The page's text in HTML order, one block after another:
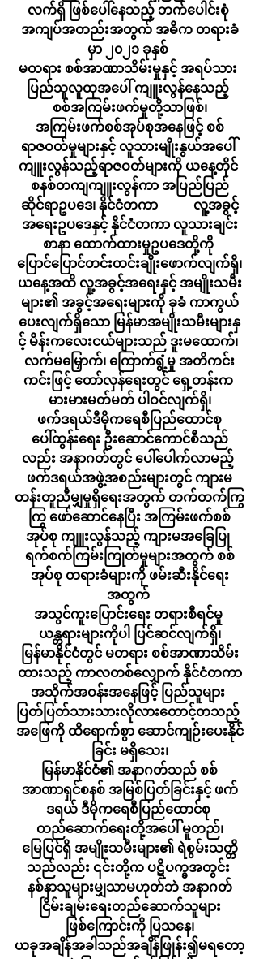
လက်ရှိ ဖြစ်ပေါ်နေသည့် ဘက်ပေါင်းစုံ
အကျပ်အတည်းအတွက် အဓိက တရားခံ
မှာ ၂၀၂၁ ခုနှစ်
မတရား စစ်အာဏာသိမ်းမှုနှင့် အရပ်သား
ပြည်သူလူထုအပေါ် ကျူးလွန်နေသည့်
စစ်အကြမ်းဖက်မှုတို့သာဖြစ်၊
အကြမ်းဖက်စစ်အုပ်စုအနေဖြင့် စစ်
ရာဇဝတ်မှုများနှင့် လူသားမျိုးနွယ်အပေါ်
ကျူးလွန်သည့်ရာဇဝတ်များကို ယနေ့တိုင်
စနစ်တကျကျူးလွန်ကာ အပြည်ပြည်
ဆိုင်ရာဥပဒေ၊ နိုင်ငံတကာ           လူ့အခွင့်
အရေးဥပဒေနှင့် နိုင်ငံတကာ လူသားချင်း
စာနာ ထောက်ထားမှုဥပဒေတို့ကို
ပြောင်ပြောင်တင်းတင်းချိုးဖောက်လျက်ရှိ၊
ယနေ့အထိ လူ့အခွင့်အရေးနှင့် အမျိုးသမီး
များ၏ အခွင့်အရေးများကို ခုခံ ကာကွယ်
ပေးလျက်ရှိသော မြန်မာအမျိုးသမီးများနှ
င့် မိန်းကလေးငယ်များသည် ဒူးမထောက်၊
လက်မမြှောက်၊ ကြောက်ရွံ့မှု အတိကင်း
ကင်းဖြင့် တော်လှန်ရေးတွင် ရှေ့တန်းက
မားမားမတ်မတ် ပါဝင်လျက်ရှိ၊
ဖက်ဒရယ်ဒီမိုကရေစီပြည်ထောင်စု
ပေါ်ထွန်းရေး ဦးဆောင်ကောင်စီသည်
လည်း အနာဂတ်တွင် ပေါ်ပေါက်လာမည့်
ဖက်ဒရယ်အဖွဲ့အစည်းများတွင် ကျားမ
တန်းတူညီမျှမှုရှိရေးအတွက် တက်တက်ကြွ
ကြွ ဖော်ဆောင်နေပြီး အကြမ်းဖက်စစ်
အုပ်စု ကျူးလွန်သည့် ကျားမအခြေပြု
ရက်စက်ကြမ်းကြုတ်မှုများအတွက် စစ်
အုပ်စု တရားခံများကို ဖမ်းဆီးနိုင်ရေး
အတွက်
အသွင်ကူးပြောင်းရေး တရားစီရင်မှု
ယန္တရားများကိုပါ ပြင်ဆင်လျက်ရှိ၊
မြန်မာနိုင်ငံတွင် မတရား စစ်အာဏာသိမ်း
ထားသည့် ကာလတစ်လျှောက် နိုင်ငံတကာ
အသိုက်အဝန်းအနေဖြင့် ပြည်သူများ
ပြတ်ပြတ်သားသားလိုလားတောင့်တသည့်
အဖြေကို ထိရောက်စွာ ဆောင်ကျဉ်းပေးနိုင်
ခြင်း မရှိသေး၊
မြန်မာနိုင်ငံ၏ အနာဂတ်သည် စစ်
အာဏာရှင်စနစ် အမြစ်ပြတ်ခြင်းနှင့် ဖက်
ဒရယ် ဒီမိုကရေစီပြည်ထောင်စု
တည်ဆောက်ရေးတို့အပေါ် မူတည်၊
မြေပြင်ရှိ အမျိုးသမီးများ၏ ရဲစွမ်းသတ္တိ
သည်လည်း ၎င်းတို့က ပဋိပက္ခအတွင်း
နစ်နာသူများမျှသာမဟုတ်ဘဲ အနာဂတ်
ငြိမ်းချမ်းရေးတည်ဆောက်သူများ
ဖြစ်ကြောင်းကို ပြသနေ၊
ယခုအချိန်အခါသည်အချိန်ဖြုန်း၍မရတော့